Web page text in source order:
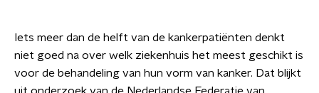
Iets meer dan de helft van de kankerpatiënten denkt
niet goed na over welk ziekenhuis het meest geschikt is
voor de behandeling van hun vorm van kanker. Dat blijkt